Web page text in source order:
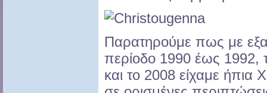
Παρατηρούμε πως με
περίοδο 1990 έως 1992,
και το 2008 είχαμε ήπια